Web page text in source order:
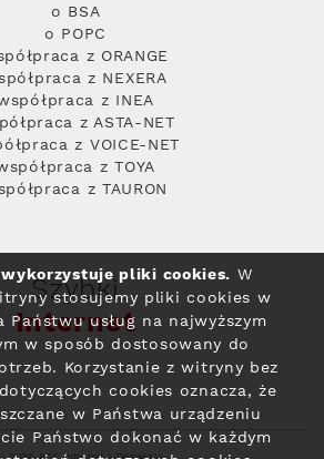
o BSA
o POPC
z ORANGE
z NEXERA
z INEA
z ASTA-NET
z VOICE-NET
z TOYA
z TAURON
Szybki
Internet
wykorzystuje pliki cookies. W
stosujemy pliki cookies w
Państwu usług na najwyższym
w sposób dostosowany do
Korzystanie z witryny bez
cookies oznacza, że
w Państwa urządzeniu
Państwo dokonać w każdym